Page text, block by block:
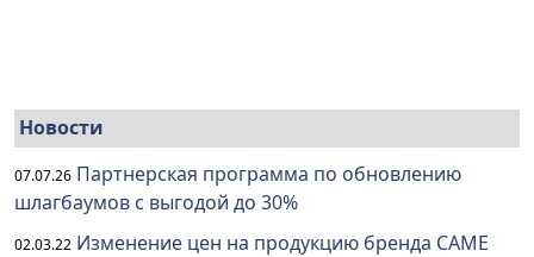
Новости
07.07.26 Партнерская программа по обновлению
шлагбаумов с выгодой до 30%
02.03.22 Изменение цен на продукцию бренда CAME